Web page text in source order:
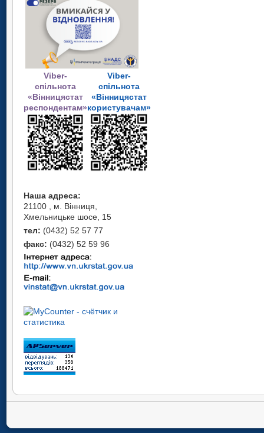
Viber-
спільнота
«Вінницястат
респондентам»
Viber-
спільнота
«Вінницястат
користувачам»
Наша адреса:
21100 , м. Вінниця,
Хмельницьке шосе, 15
тел: (0432) 52 57 77
факс: (0432) 52 59 96